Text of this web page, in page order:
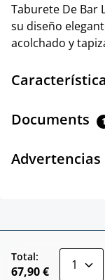
Taburete De Bar
su diseño
acolchado y
Documents 1
Advertencias
Total:
67,90 €